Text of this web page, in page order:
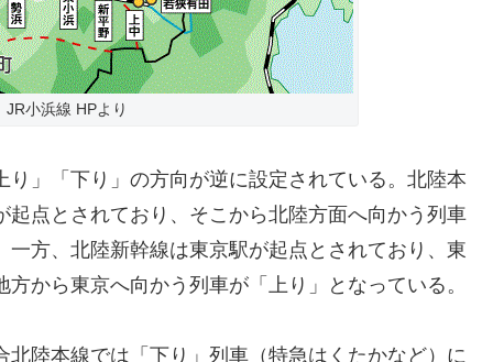
JR小浜線 HPより
」「下り」の方向が逆に設定されている。北陸本
点とされており、そこから北陸方面へ向かう列車
方、北陸新幹線は東京駅が起点とされており、東
から東京へ向かう列車が「上り」となっている。
陸本線では「下り」列車（特急はくたかなど）に